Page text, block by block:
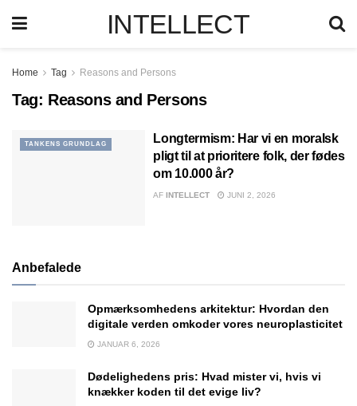
INTELLECT
Home Tag Reasons and Persons
Tag: Reasons and Persons
TANKENS GRUNDLAG
Longtermism: Har vi en moralsk
pligt til at prioritere folk, der fødes
om 10.000 år?
AF INTELLECT JUNI 2, 2026
Anbefalede
Opmærksomhedens arkitektur: Hvordan den
digitale verden omkoder vores neuroplasticitet
JANUAR 6, 2026
Dødelighedens pris: Hvad mister vi, hvis vi
knækker koden til det evige liv?